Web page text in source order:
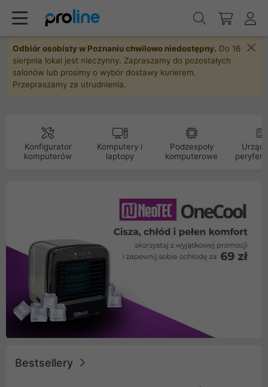
Odbiór osobisty w Poznaniu chwilowo niedostępny. Do 16
sierpnia lokal jest nieczynny. Zapraszamy do pozostałych
salonów lub prosimy o wybór dostawy kurierem.
Przepraszamy za utrudnienia.
Konfigurator
komputerów
Komputery i
laptopy
Podzespoły
komputerowe
Bestsellery